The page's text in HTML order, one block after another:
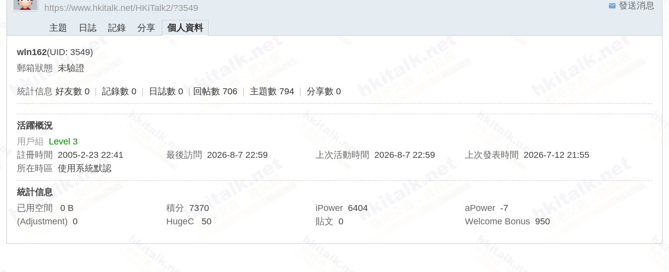
lk.
發送消息
https://www.hkitalk.net/HKiTalk2/?3549
主題
日誌 記錄 分享 個人資料
wln162(UID: 3549)
郵箱狀態 未驗證
統計信息 好友數 0 記錄數 0 日誌數 0 回帖數 706 主題數 794 分享數 0
活躍概況
用戶組 Level 3
註冊時間
2005-2-23 22:41 最後訪問 2026-8-7 22:59 上次活動時間 2026-8-7 22:59 上次發表時間
2026-7-12 21:55
所在時區
使用系統默認
統計信息
已用空間
0 B 積分 7370 iPower 6404 aPower -7
(Adjustment) 0 HugeC 50 貼文 0 Welcome Bonus 950